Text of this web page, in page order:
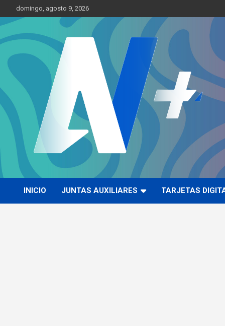
to
content
domingo, agosto 9, 2026
AN Más
Más cerca de ti
INICIO JUNTAS AUXILIARES TARJETAS